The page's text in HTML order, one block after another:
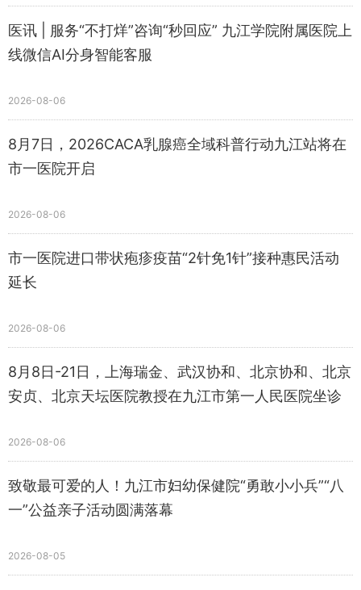
医讯 | 服务“不打烊”咨询“秒回应” 九江学院附属医院上
线微信AI分身智能客服
2026-08-06
8月7日，2026CACA乳腺癌全域科普行动九江站将在
市一医院开启
2026-08-06
​市一医院进口带状疱疹疫苗“2针免1针”接种惠民活动
延长
2026-08-06
8月8日-21日，上海瑞金、武汉协和、北京协和、北京
安贞、北京天坛医院教授在九江市第一人民医院坐诊
2026-08-06
致敬最可爱的人！九江市妇幼保健院“勇敢小小兵”“八
一”公益亲子活动圆满落幕
2026-08-05